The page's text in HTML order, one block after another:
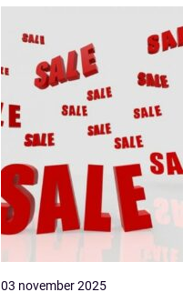
03 november 2025